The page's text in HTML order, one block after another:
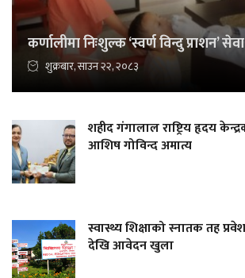
कर्णालीमा निःशुल्क ‘स्वर्ण विन्दु प्राशन’
शुक्रबार, साउन २२, २०८३
शहीद गंगालाल राष्ट्रिय हृदय
आशिष गोविन्द अमात्य
स्वास्थ्य शिक्षाको स्नातक तह
देखि आवेदन खुला